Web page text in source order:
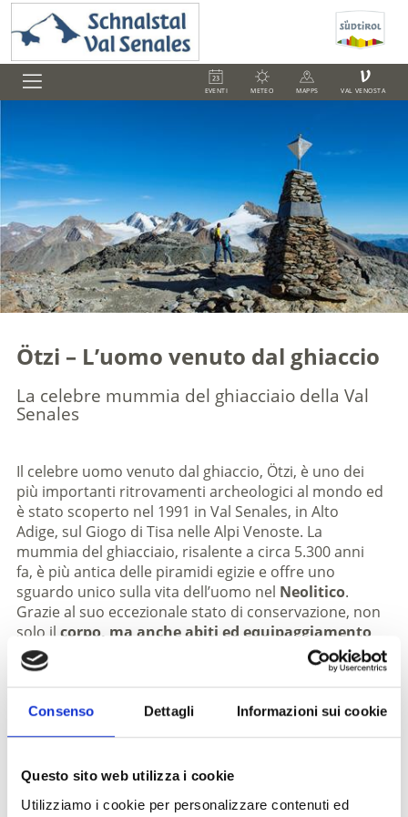
Consenso Dettagli Informazioni sui cookie
Questo sito web utilizza i cookie
Utilizziamo i cookie per personalizzare contenuti ed
EVENTI METEO MAPPS
V
VAL VENOSTA
Ötzi – L’uomo venuto dal ghiaccio
La celebre mummia del ghiacciaio della Val
Senales
Il celebre uomo venuto dal ghiaccio, Ötzi, è uno dei
più importanti ritrovamenti archeologici al mondo ed
è stato scoperto nel 1991 in Val Senales, in Alto
Adige, sul Giogo di Tisa nelle Alpi Venoste. La
mummia del ghiacciaio, risalente a circa 5.300 anni
fa, è più antica delle piramidi egizie e offre uno
sguardo unico sulla vita dell’uomo nel Neolitico.
Grazie al suo eccezionale stato di conservazione, non
solo il corpo, ma anche abiti ed equipaggiamento
si sono conservati
Adige a Bolzano
, dove è al centro di una moderna
esposizione permanente. Nuove ricerche scientifiche
forniscono continuamente interessanti informazioni
sue ultime ore. È ormai certo che Ötzi fu vittima di un
atto violento ed è uno degli esseri umani più studiati